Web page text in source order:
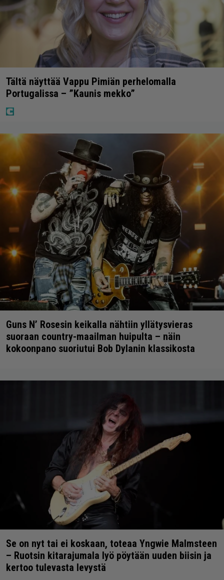
Tältä näyttää Vappu Pimiän perhelomalla
Portugalissa – ”Kaunis mekko”
Guns N’ Rosesin keikalla nähtiin yllätysvieras
suoraan country-maailman huipulta – näin
kokoonpano suoriutui Bob Dylanin klassikosta
Se on nyt tai ei koskaan, toteaa Yngwie Malmsteen
– Ruotsin kitarajumala lyö pöytään uuden biisin ja
kertoo tulevasta levystä